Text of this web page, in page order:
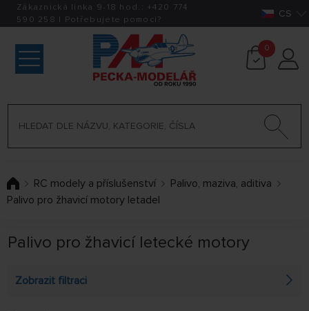
Zákaznická linka 9-18 hod.: +420 774
590 258 | Potřebujete pomoci? CS
0
RC modely a příslušenství
Palivo, maziva, aditiva
Palivo pro žhavicí motory letadel
Palivo pro žhavicí letecké motory
Zobrazit filtraci